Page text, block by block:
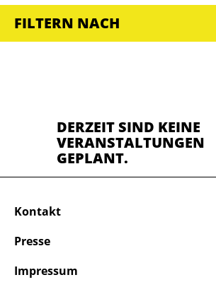
FILTERN NACH
DERZEIT SIND KEINE
VERANSTALTUNGEN
GEPLANT.
Kontakt
Presse
Impressum